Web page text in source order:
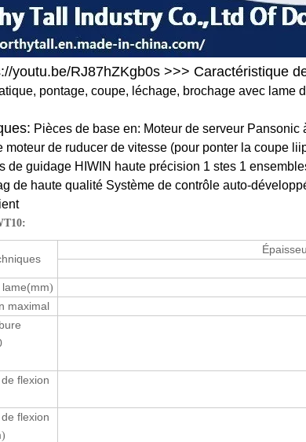
youtu.be/RJ87hZKgb0s >>> Caractéristique
pontage, coupe, léchage, brochage avec lame
Pièces de base en: Moteur de serveur
moteur de ruducer de vitesse (pour ponter la coupe
de guidage HIWIN haute précision 1 stes 1
de haute qualité Système de contrôle auto-
(mm)
maximal
flexion
flexion
)